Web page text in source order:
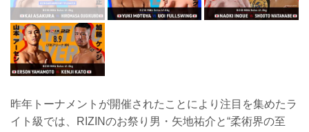
昨年トーナメントが開催されたことにより注目を集めたラ
イト級では、RIZINのお祭り男・矢地祐介と“柔術界の至